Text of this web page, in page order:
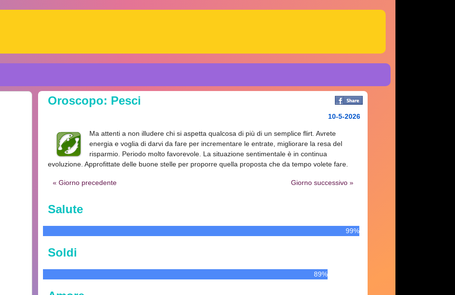
Oroscopo: Pesci
10-5-2026
Ma attenti a non illudere chi si aspetta qualcosa di più di un semplice flirt. Avrete
energia e voglia di darvi da fare per incrementare le entrate, migliorare la resa del
risparmio. Periodo molto favorevole. La situazione sentimentale è in continua
evoluzione. Approfittate delle buone stelle per proporre quella proposta che da tempo volete fare.
« Giorno precedente Giorno successivo »
Salute
99%
Soldi
89%